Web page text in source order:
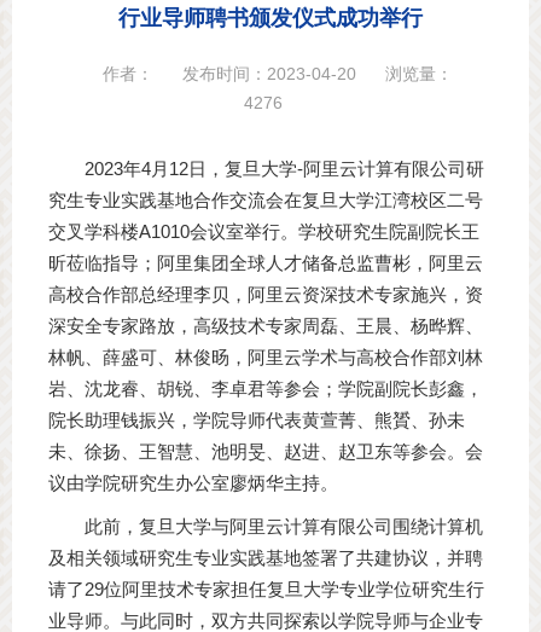
行业导师聘书颁发仪式成功举行
作者： 发布时间：2023-04-20
浏览量：
4276
2023年4月12日，复旦大学-阿里云计算有限公司研
究生专业实践基地合作交流会在复旦大学江湾校区二号
交叉学科楼A1010会议室举行。学校研究生院副院长王
昕莅临指导；阿里集团全球人才储备总监曹彬，阿里云
高校合作部总经理李贝，阿里云资深技术专家施兴，资
深安全专家路放，高级技术专家周磊、王晨、杨晔辉、
林帆、薛盛可、林俊旸，阿里云学术与高校合作部刘林
岩、沈龙睿、胡锐、李卓君等参会；学院副院长彭鑫，
院长助理钱振兴，学院导师代表黄萱菁、熊贇、孙未
未、徐扬、王智慧、池明旻、赵进、赵卫东等参会。会
议由学院研究生办公室廖炳华主持。
此前，复旦大学与阿里云计算有限公司围绕计算机
及相关领域研究生专业实践基地签署了共建协议，并聘
请了29位阿里技术专家担任复旦大学专业学位研究生行
业导师。与此同时，双方共同探索以学院导师与企业专